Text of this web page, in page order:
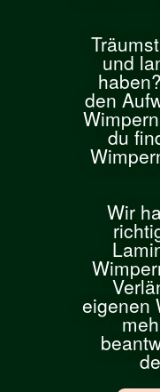
und
den
du
Wir
eigenen